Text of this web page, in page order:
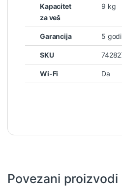
Kapacitet
za veš
9 kg
Garancija 5
SKU
Wi-Fi Da
Povezani proizvodi